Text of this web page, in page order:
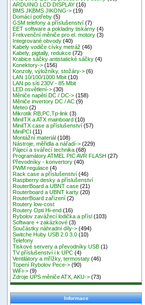
ARDUINO LCD DISPLAY (16)
BMS JKBMS JIKONG-> (19)
Domácí potřeby (5)
GSM telefony a příslušenství (7)
EET software a pokladny tiskárny (4)
Frekvenční měniče pro el. motory (3)
Integrované obvody (40)
Kabely vodiče cívky metráž (46)
Kabely, pigtaily, redukce (72)
Krabice sáčky antistatické sáčky (4)
Konektory-> (156)
Konzoly, výložníky, stožáry-> (6)
LAN 10/100/1000 Mbit (10)
LAN po síti 230V - 85 Mbit
LED osvětlení-> (30)
Měniče napětí DC / DC-> (158)
Měniče invertory DC / AC (9)
Meteo (2)
Mikrotik RB,PC,Tp-link (3)
MiniITX a ATX mainboard (10)
MiniITX case a příslušenství (57)
MiniPCI (11)
Montážní materiál (108)
Nástroje, měřidla a nářadí-> (229)
Pájecí a svářecí technika (68)
Programátory ATMEL PIC AVR FLASH (27)
Převodníky - konvertory (40)
PWM regulace (4)
Rack case a příslušenství (46)
Raspberry desky a příslušenství
RouterBoard a UBNT case (21)
Routerboard a UBNT karty (20)
RouterBoard zařízení (2)
Routery low-cost
Routery Opti Hi-end (16)
Rybolov zavážecí lodička a přísl (103)
Software + zakázkové (3)
Součástky náhradní díly-> (494)
Switche Huby USB 2.0 3.0 (10)
Telefony
Tiskové servery a převodníky USB (1)
TV příslušenství i k UPC (4)
Ventilátory a mřížky, termostaty (46)
Topení Rybolov Pece-> (90)
WiFi-> (9)
Zdroje UPS měniče ATX, AKU-> (73)
Informace